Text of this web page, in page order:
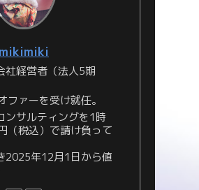
mikimiki
社経営者（法人5期
ファーを受け就任。
ンサルティングを1時
（税込）で請け負って
2025年12月1日から値